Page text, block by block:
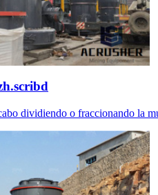
dividiendo o fraccionando la